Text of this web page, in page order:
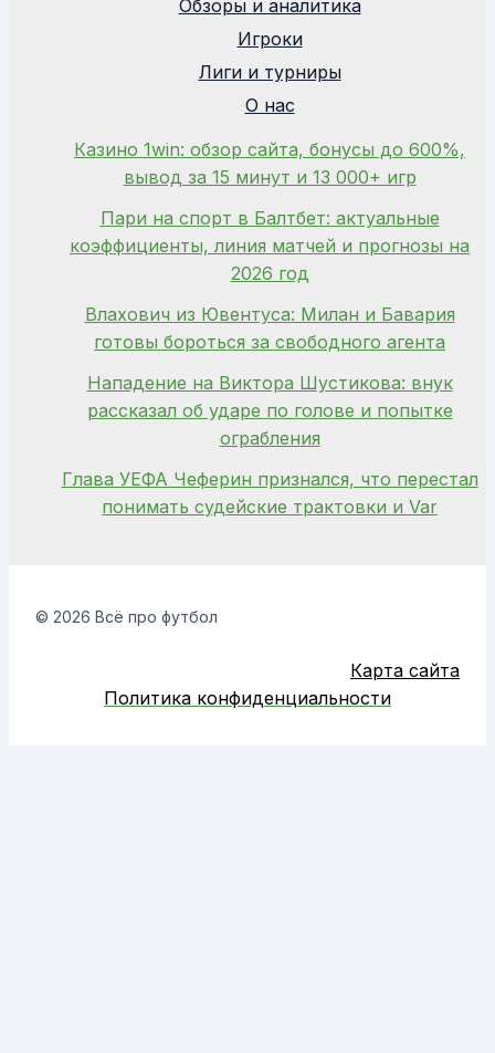
Обзоры и аналитика
Игроки
Лиги и турниры
О нас
Казино 1win: обзор сайта, бонусы до 600%,
вывод за 15 минут и 13 000+ игр
Пари на спорт в Балтбет: актуальные
коэффициенты, линия матчей и прогнозы на
2026 год
Влахович из Ювентуса: Милан и Бавария
готовы бороться за свободного агента
Нападение на Виктора Шустикова: внук
рассказал об ударе по голове и попытке
ограбления
Глава УЕФА Чеферин признался, что перестал
понимать судейские трактовки и Var
© 2026 Всё про футбол
Карта сайта
Политика конфиденциальности